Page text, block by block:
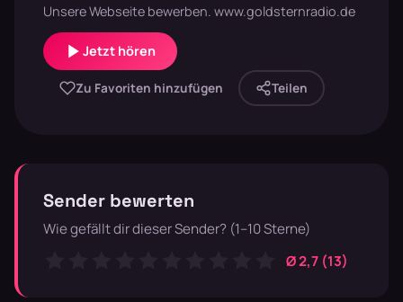
Unsere Webseite bewerben. www.goldsternradio.de
Jetzt hören
Zu Favoriten hinzufügen Teilen
Sender bewerten
Wie gefällt dir dieser Sender? (1–10 Sterne)
Ø 2,7 (13)